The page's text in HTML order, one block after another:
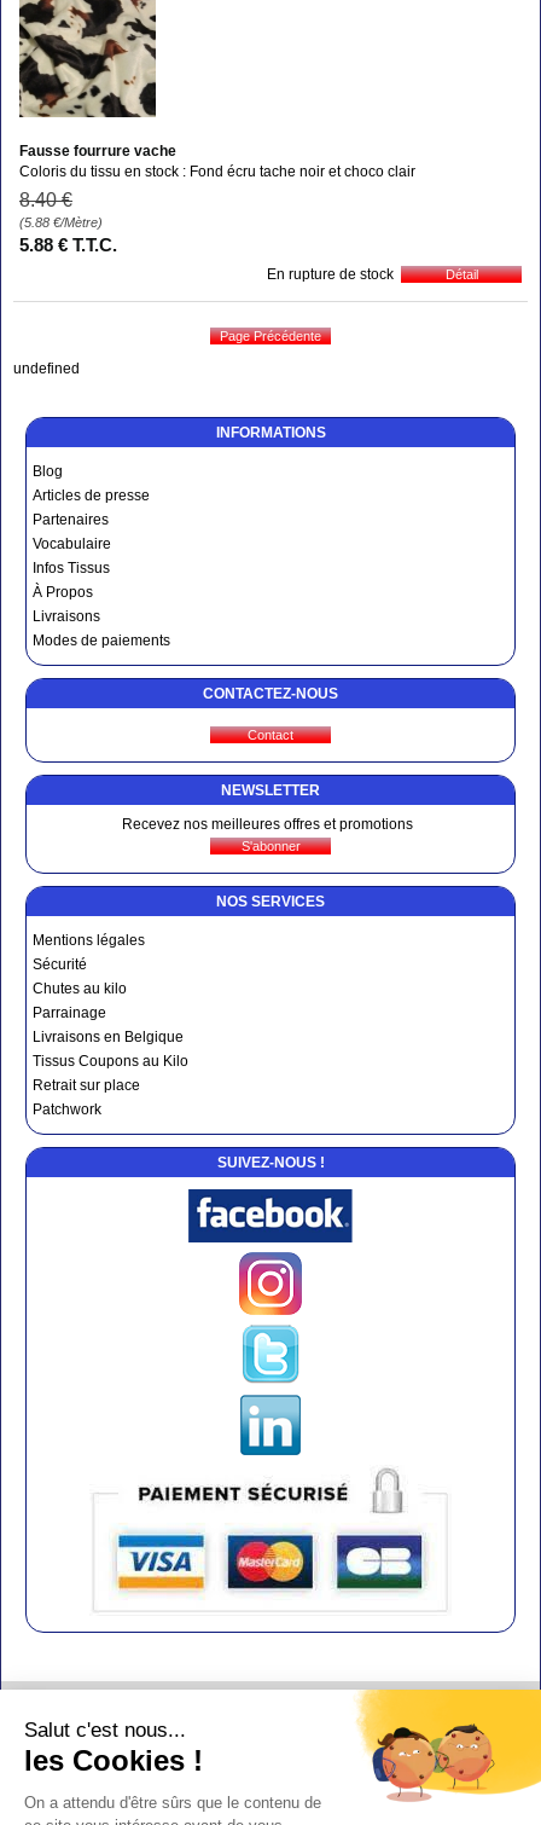
INFORMATIONS
Blog
Articles de presse
Partenaires
Vocabulaire
Infos Tissus
À Propos
Livraisons
Modes de paiements
CONTACTEZ-NOUS
NEWSLETTER
Recevez nos meilleures offres et promotions
NOS SERVICES
Mentions légales
Sécurité
Chutes au kilo
Parrainage
Livraisons en Belgique
Tissus Coupons au Kilo
Retrait sur place
Patchwork
SUIVEZ-NOUS !
Fausse fourrure vache
Coloris du tissu en stock : Fond écru tache noir et choco clair
8.40 €
(5.88 €/Mètre)
5.88 € T.T.C.
En rupture de stock
undefined
Salut c'est nous...
les Cookies !
On a attendu d'être sûrs que le contenu de